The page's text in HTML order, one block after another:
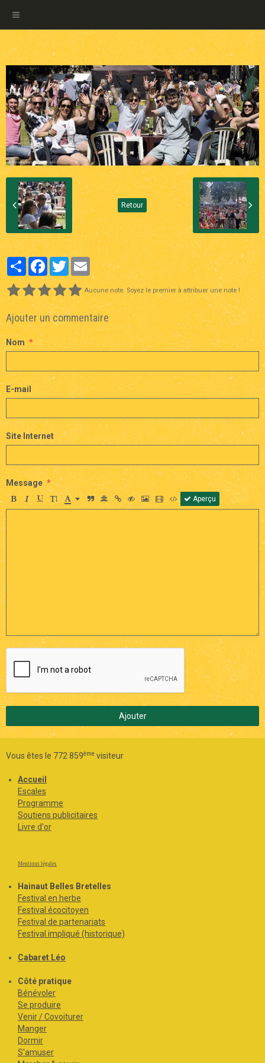
Retour
PartagerFacebookTwitterEmail
Aucune note. Soyez le premier à attribuer une note !
Ajouter un commentaire
Nom
E-mail
Site Internet
Message
Aperçu
Ajouter
Vous êtes le 772 859ème visiteur
Accueil
Escales
Programme
Soutiens publicitaires
Livre d'or
Mentions légales
Hainaut Belles Bretelles
Festival en herbe
Festival écocitoyen
Festival de partenariats
Festival impliqué (historique)
Cabaret Léo
Côté pratique
Bénévoler
Se produire
Venir / Covoiturer
Manger
Dormir
S'amuser